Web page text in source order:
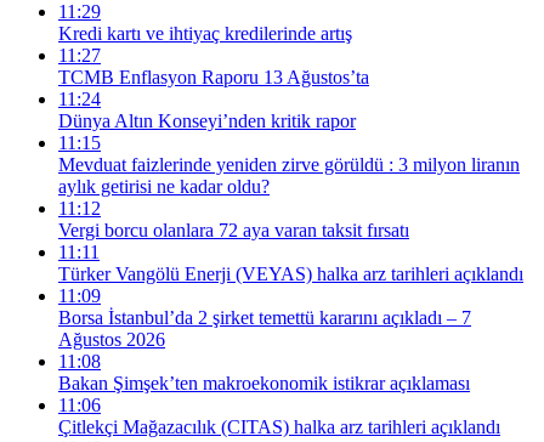
11:29
Kredi kartı ve ihtiyaç kredilerinde artış
11:27
TCMB Enflasyon Raporu 13 Ağustos’ta
11:24
Dünya Altın Konseyi’nden kritik rapor
11:15
Mevduat faizlerinde yeniden zirve görüldü : 3 milyon liranın
aylık getirisi ne kadar oldu?
11:12
Vergi borcu olanlara 72 aya varan taksit fırsatı
11:11
Türker Vangölü Enerji (VEYAS) halka arz tarihleri açıklandı
11:09
Borsa İstanbul’da 2 şirket temettü kararını açıkladı – 7
Ağustos 2026
11:08
Bakan Şimşek’ten makroekonomik istikrar açıklaması
11:06
Çitlekçi Mağazacılık (CITAS) halka arz tarihleri açıklandı